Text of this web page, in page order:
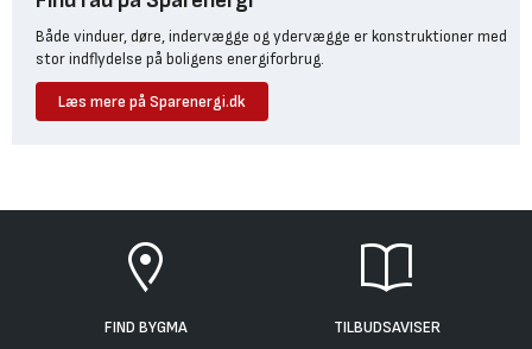
Både vinduer, døre, indervægge og ydervægge er konstruktioner med
stor indflydelse på boligens energiforbrug.
Læs mere på Sparenergi.dk
FIND BYGMA TILBUDSAVISER